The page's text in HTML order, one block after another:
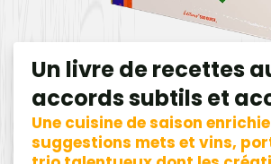
Un livre de recettes
accords subtils et
Une cuisine de saison
suggestions mets et vins,